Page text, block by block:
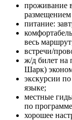
проживание
питание:
весь
встречи/
ж/д билет на
Шарк)
экскурсии
языке;
местные
по
хорошее